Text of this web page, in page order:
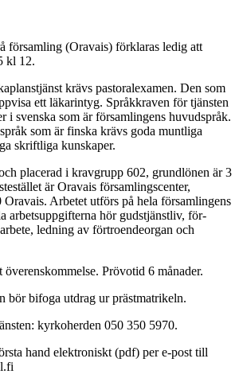
församling (Oravais) förklaras ledig att
kl 12.
krävs pastoralexamen. Den som
ett läkarintyg. Språkkraven för tjänsten
i svenska som är församlingens huvudspråk.
som är finska krävs goda muntliga
skriftliga kunskaper.
placerad i kravgrupp 602, grundlönen är 3
är Oravais församlingscenter,
Arbetet utförs på hela församlingens
arbetsuppgifterna hör gudstjänstliv, för-
ledning av förtroendeorgan och
Prövotid 6 månader.
bör bifoga utdrag ur prästmatrikeln.
kyrkoherden 050 350 5970.
hand elektroniskt (pdf) per e-post till